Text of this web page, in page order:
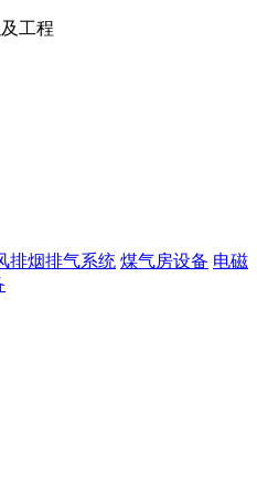
工程
排烟排气系统 煤气房设备 电磁